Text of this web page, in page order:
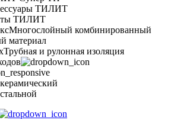
ТИЛИТ
ТИЛИТ
Многослойный комбинированный
материал
Трубная и рулонная изоляция